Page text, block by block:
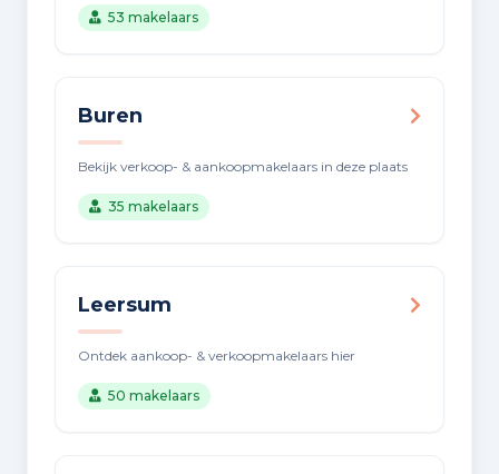
53 makelaars
Buren
Bekijk verkoop- & aankoopmakelaars in deze plaats
35 makelaars
Leersum
Ontdek aankoop- & verkoopmakelaars hier
50 makelaars